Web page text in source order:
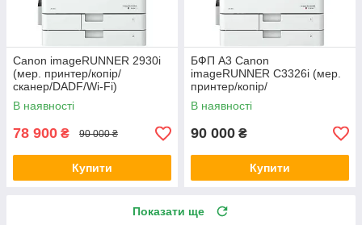
Canon imageRUNNER 2930i
(мер. принтер/копір/
сканер/DADF/Wi-Fi)
В наявності
78 900 ₴ 90 000 ₴
Купити
БФП А3 Canon
imageRUNNER C3326i (мер.
принтер/копір/
сканер/ARDF/Wi-Fi)
В наявності
90 000 ₴
Купити
Показати ще